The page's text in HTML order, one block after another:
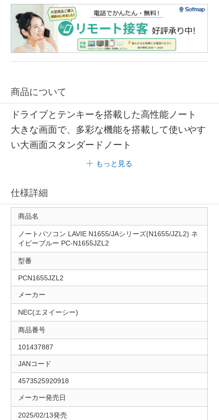
商品について
ドライブとテンキーを搭載した高性能ノート
大きな画面で、多彩な機能を搭載して使いやす
い大画面スタンダードノート
もっと見る
仕様詳細
商品名
ノートパソコン LAVIE N1655/JAシリーズ(N1655/JZL2) ネ
イビーブルー PC-N1655JZL2
型番
PCN1655JZL2
メーカー
NEC(エヌイーシー)
商品番号
101437887
JANコード
4573525920918
メーカー発売日
2025/02/13発売